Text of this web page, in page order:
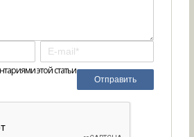
этой статьи